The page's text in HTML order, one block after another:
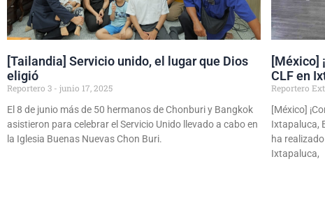
[Tailandia] Servicio unido, el lugar que Dios
eligió
Reportero 3
junio 17, 2025
El 8 de junio más de 50 hermanos de Chonburi y Bangkok
asistieron para celebrar el Servicio Unido llevado a cabo en
la Iglesia Buenas Nuevas Chon Buri.
[México]
CLF en
Reportero Ext
[México]
Ixtapaluca,
ha
Ixtapaluca,